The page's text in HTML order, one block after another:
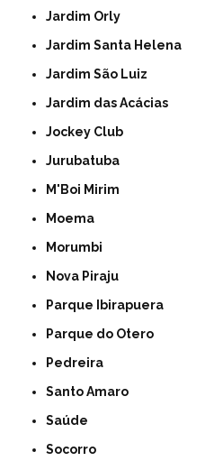
Jardim Orly
Jardim Santa Helena
Jardim São Luiz
Jardim das Acácias
Jockey Club
Jurubatuba
M'Boi Mirim
Moema
Morumbi
Nova Piraju
Parque Ibirapuera
Parque do Otero
Pedreira
Santo Amaro
Saúde
Socorro